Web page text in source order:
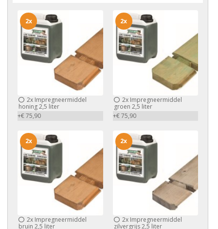
2x Impregneermiddel
honing 2,5 liter
+€ 75,90
2x
2xImpregneermiddel
groen 2,5 liter
+€ 75,90
2x
2x Impregneermiddel
bruin 2,5 liter
2x
2xImpregneermiddel
zilvergrijs 2,5 liter
2x